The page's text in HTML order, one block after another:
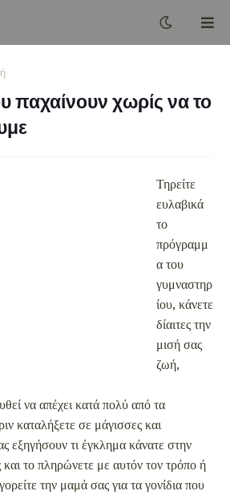
παχαίνουν χωρίς να το
το πρόγραμμα του γυμναστηρίου,
να απέχει κατά πολύ από τα
καταλήξετε σε μάγισσες και
εξηγήσουν τι έγκλημα κάνατε στην
και το πληρώνετε με αυτόν τον τρόπο ή
την μαμά σας για τα γονίδια που
μια ματιά στις δέκα συνήθειες που δεν
σας παχαίνουν και αλλάξτε τις, για να
να διαφημίζονται ως) πηγή
όμως στην αναλογία